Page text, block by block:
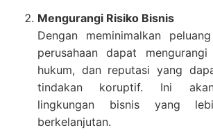
Mengurangi Risiko Bisnis
Dengan meminimalkan
perusahaan dapat
hukum, dan reputasi yang
tindakan koruptif. Ini
lingkungan bisnis yang
berkelanjutan.